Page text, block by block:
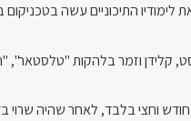
לימודיו התיכוניים עשה בטכניקום
וחצי בלבד, לאחר שהיה שרוי